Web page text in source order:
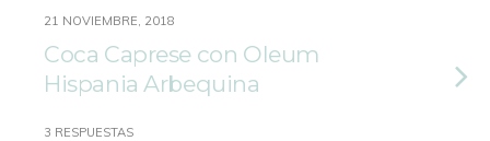
21 NOVIEMBRE, 2018
Coca Caprese con Oleum
Hispania Arbequina
3 RESPUESTAS